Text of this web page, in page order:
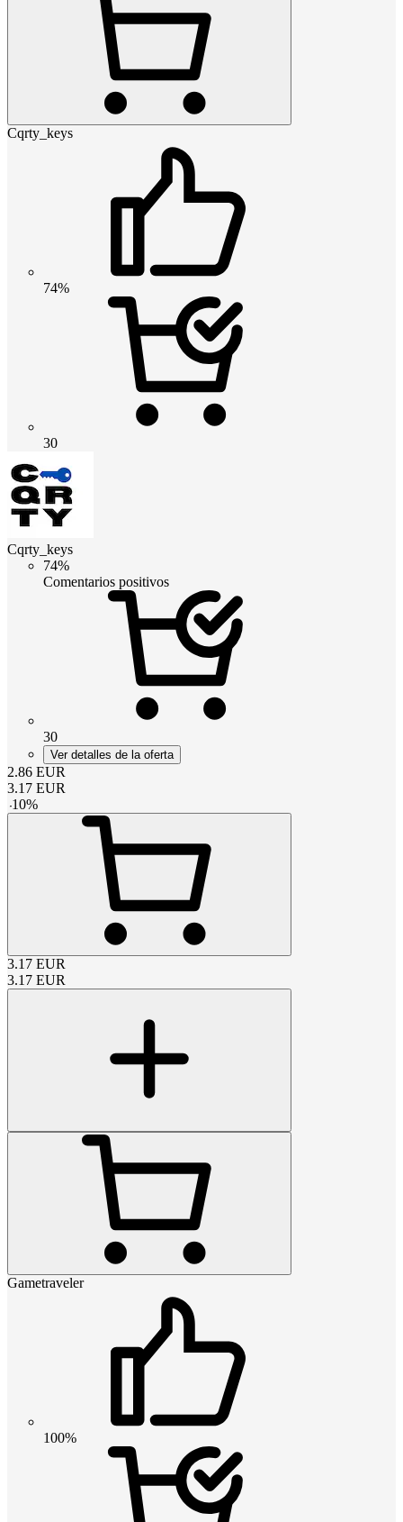
Cqrty_keys
74%
30
Cqrty_keys
74%
Comentarios positivos
30
Ver detalles de la oferta
2.86 EUR
3.17 EUR
-10%
3.17 EUR
3.17 EUR
Gametraveler
100%